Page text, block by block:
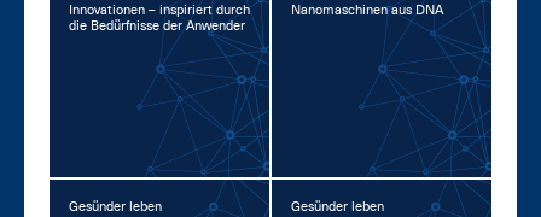
In­no­va­tio­nen – in­spi­riert durch
die Be­dürf­nis­se der An­wen­der
Na­no­ma­schi­nen aus DNA
Gesünder leben
Gesünder leben